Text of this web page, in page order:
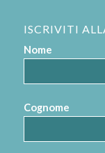
ISCRIVITI
Nome
Cognome